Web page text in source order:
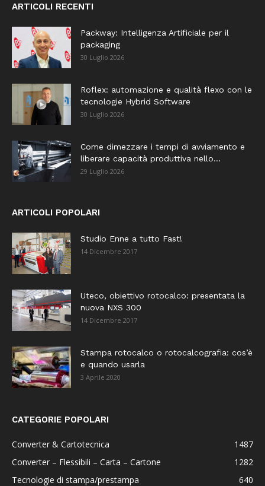
ARTICOLI RECENTI
Packway: Intelligenza Artificiale per il
packaging
30 Luglio 2026
Roflex: automazione e qualità flexo con le
tecnologie Hybrid Software
30 Luglio 2026
Come dimezzare i tempi di avviamento e
liberare capacità produttiva nello...
29 Luglio 2026
ARTICOLI POPOLARI
Studio Enne a tutto Fast!
14 Dicembre 2017
Uteco, obiettivo rotocalco: presentata la
nuova NXS 300
14 Dicembre 2017
Stampa rotocalco o rotocalcografia: cos’è
e quando usarla
3 Aprile 2020
CATEGORIE POPOLARI
Converter & Cartotecnica
1487
Converter – Flessibili – Carta – Cartone
1282
Tecnologie di stampa/prestampa
640